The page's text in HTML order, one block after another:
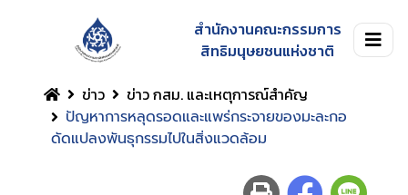
สำนักงานคณะกรรมการ
สิทธิมนุษยชนแห่งชาติ
ข่าว
ข่าว กสม. และเหตุการณ์สำคัญ
ปัญหาการหลุดรอดและแพร่กระจายของมะละกอ
ดัดแปลงพันธุกรรมไปในสิ่งแวดล้อม